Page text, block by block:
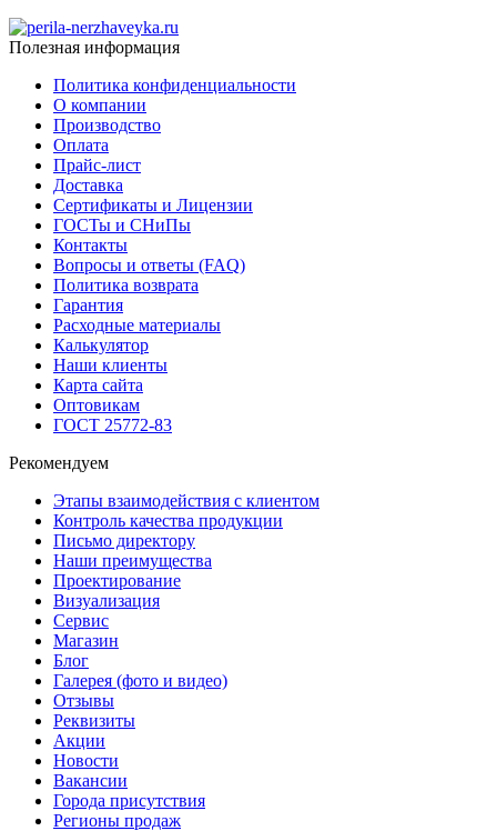
Полезная информация
Политика конфиденциальности
О компании
Производство
Оплата
Прайс-лист
Доставка
Сертификаты и Лицензии
ГОСТы и СНиПы
Контакты
Вопросы и ответы (FAQ)
Политика возврата
Гарантия
Расходные материалы
Калькулятор
Наши клиенты
Карта сайта
Оптовикам
ГОСТ 25772-83
Рекомендуем
Этапы взаимодействия с клиентом
Контроль качества продукции
Письмо директору
Наши преимущества
Проектирование
Визуализация
Сервис
Магазин
Блог
Галерея (фото и видео)
Отзывы
Реквизиты
Акции
Новости
Вакансии
Города присутствия
Регионы продаж